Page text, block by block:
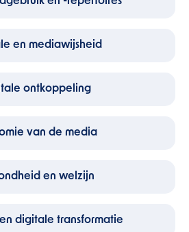
en mediawijsheid
ontkoppeling
van de media
en welzijn
digitale transformatie